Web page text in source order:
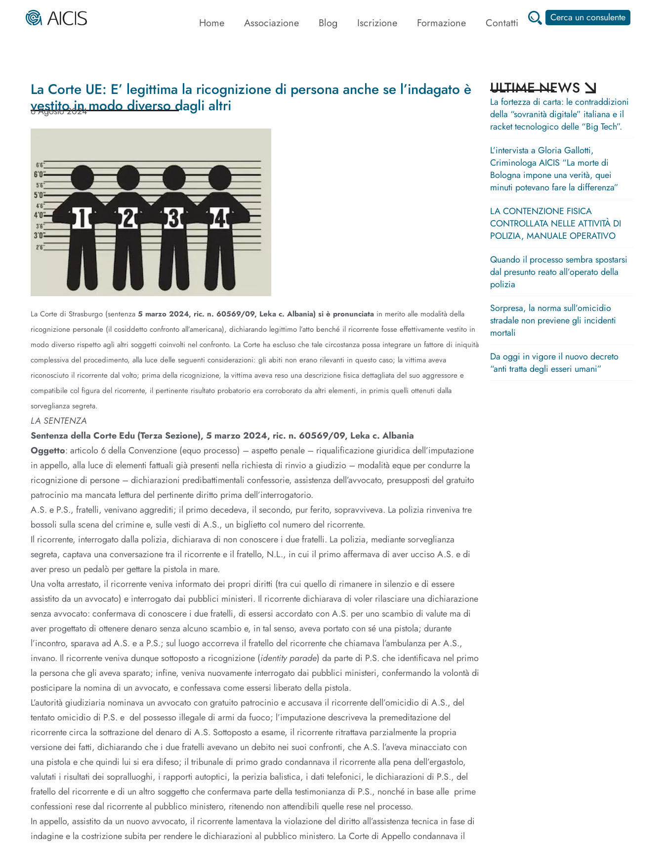
Home Associazione Blog Iscrizione Formazione Contatti Cerca un consulente
La Corte UE: E’ legittima la ricognizione di persona anche se l’indagato è
vestito in modo diverso dagli altri
6 Agosto 2024
La Corte di Strasburgo (sentenza 5 marzo 2024, ric. n. 60569/09, Leka c. Albania) si è pronunciata in merito alle modalità della
ricognizione personale (il cosiddetto confronto all’americana), dichiarando legittimo l’atto benché il ricorrente fosse effettivamente vestito in
modo diverso rispetto agli altri soggetti coinvolti nel confronto. La Corte ha escluso che tale circostanza possa integrare un fattore di iniquità
complessiva del procedimento, alla luce delle seguenti considerazioni: gli abiti non erano rilevanti in questo caso; la vittima aveva
riconosciuto il ricorrente dal volto; prima della ricognizione, la vittima aveva reso una descrizione fisica dettagliata del suo aggressore e
compatibile col figura del ricorrente, il pertinente risultato probatorio era corroborato da altri elementi, in primis quelli ottenuti dalla
sorveglianza segreta.
LA SENTENZA
Sentenza della Corte Edu (Terza Sezione), 5 marzo 2024, ric. n. 60569/09, Leka c. Albania
Oggetto: articolo 6 della Convenzione (equo processo) – aspetto penale – riqualificazione giuridica dell’imputazione
in appello, alla luce di elementi fattuali già presenti nella richiesta di rinvio a giudizio – modalità eque per condurre la
ricognizione di persone – dichiarazioni predibattimentali confessorie, assistenza dell’avvocato, presupposti del gratuito
patrocinio ma mancata lettura del pertinente diritto prima dell’interrogatorio.
A.S. e P.S., fratelli, venivano aggrediti; il primo decedeva, il secondo, pur ferito, sopravviveva. La polizia rinveniva tre
bossoli sulla scena del crimine e, sulle vesti di A.S., un biglietto col numero del ricorrente.
Il ricorrente, interrogato dalla polizia, dichiarava di non conoscere i due fratelli. La polizia, mediante sorveglianza
segreta, captava una conversazione tra il ricorrente e il fratello, N.L., in cui il primo affermava di aver ucciso A.S. e di
aver preso un pedalò per gettare la pistola in mare.
Una volta arrestato, il ricorrente veniva informato dei propri diritti (tra cui quello di rimanere in silenzio e di essere
assistito da un avvocato) e interrogato dai pubblici ministeri. Il ricorrente dichiarava di voler rilasciare una dichiarazione
senza avvocato: confermava di conoscere i due fratelli, di essersi accordato con A.S. per uno scambio di valute ma di
aver progettato di ottenere denaro senza alcuno scambio e, in tal senso, aveva portato con sé una pistola; durante
l’incontro, sparava ad A.S. e a P.S.; sul luogo accorreva il fratello del ricorrente che chiamava l’ambulanza per A.S.,
invano. Il ricorrente veniva dunque sottoposto a ricognizione (identity parade) da parte di P.S. che identificava nel primo
la persona che gli aveva sparato; infine, veniva nuovamente interrogato dai pubblici ministeri, confermando la volontà di
posticipare la nomina di un avvocato, e confessava come essersi liberato della pistola.
L’autorità giudiziaria nominava un avvocato con gratuito patrocinio e accusava il ricorrente dell’omicidio di A.S., del
tentato omicidio di P.S. e del possesso illegale di armi da fuoco; l’imputazione descriveva la premeditazione del
ricorrente circa la sottrazione del denaro di A.S. Sottoposto a esame, il ricorrente ritrattava parzialmente la propria
versione dei fatti, dichiarando che i due fratelli avevano un debito nei suoi confronti, che A.S. l’aveva minacciato con
una pistola e che quindi lui si era difeso; il tribunale di primo grado condannava il ricorrente alla pena dell’ergastolo,
valutati i risultati dei sopralluoghi, i rapporti autoptici, la perizia balistica, i dati telefonici, le dichiarazioni di P.S., del
fratello del ricorrente e di un altro soggetto che confermava parte della testimonianza di P.S., nonché in base alle prime
confessioni rese dal ricorrente al pubblico ministero, ritenendo non attendibili quelle rese nel processo.
In appello, assistito da un nuovo avvocato, il ricorrente lamentava la violazione del diritto all’assistenza tecnica in fase di
indagine e la costrizione subita per rendere le dichiarazioni al pubblico ministero. La Corte di Appello condannava il
ULTIME NEWS
La fortezza di carta: le contraddizioni
della “sovranità digitale” italiana e il
racket tecnologico delle “Big Tech”.
L’intervista a Gloria Gallotti,
Criminologa AICIS “La morte di
Bologna impone una verità, quei
minuti potevano fare la differenza”
LA CONTENZIONE FISICA
CONTROLLATA NELLE ATTIVITÀ DI
POLIZIA, MANUALE OPERATIVO
Quando il processo sembra spostarsi
dal presunto reato all’operato della
polizia
Sorpresa, la norma sull’omicidio
stradale non previene gli incidenti
mortali
Da oggi in vigore il nuovo decreto
“anti tratta degli esseri umani”